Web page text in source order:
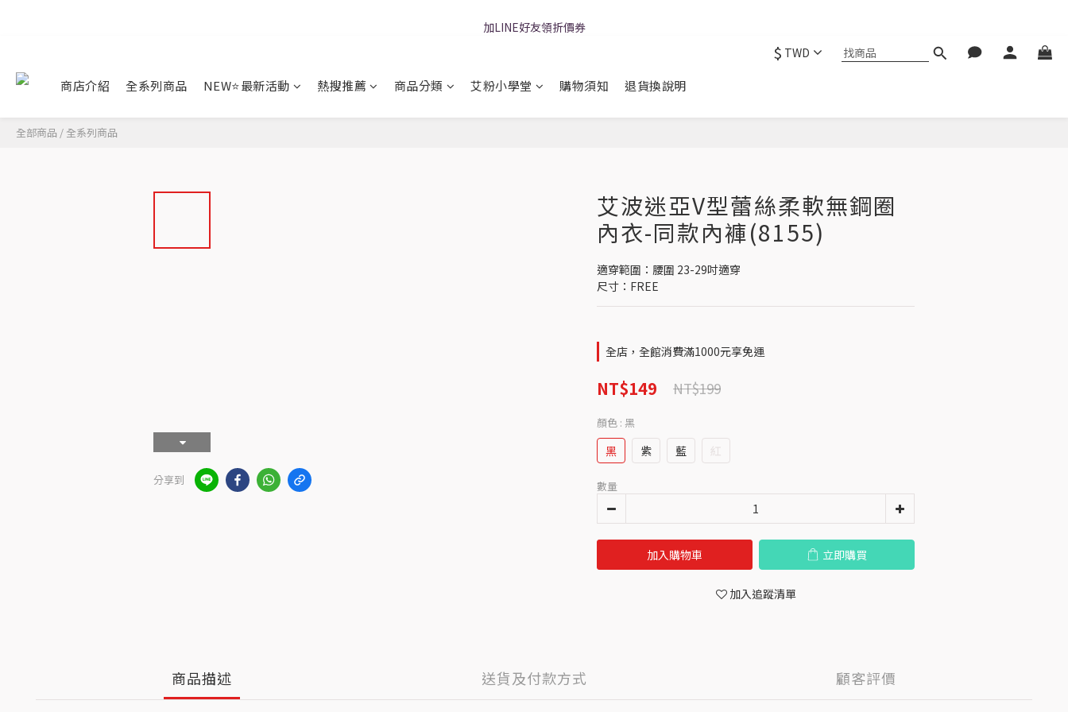
加LINE好友領折價券
$ TWD
商店介紹 全系列商品 NEW⭐最新活動 熱搜推薦 商品分類 艾粉小學堂 購物須知 退貨換說明
全部商品 / 全系列商品
分享到
艾波迷亞V型蕾絲柔軟無鋼圈
內衣-同款內褲(8155)
適穿範圍：腰圍 23-29吋適穿
尺寸：FREE
全店，全館消費滿1000元享免運
NT$149 NT$199
顏色 : 黑
黑 紫 藍 紅
數量
加入購物車 立即購買
加入追蹤清單
商品描述 送貨及付款方式 顧客評價